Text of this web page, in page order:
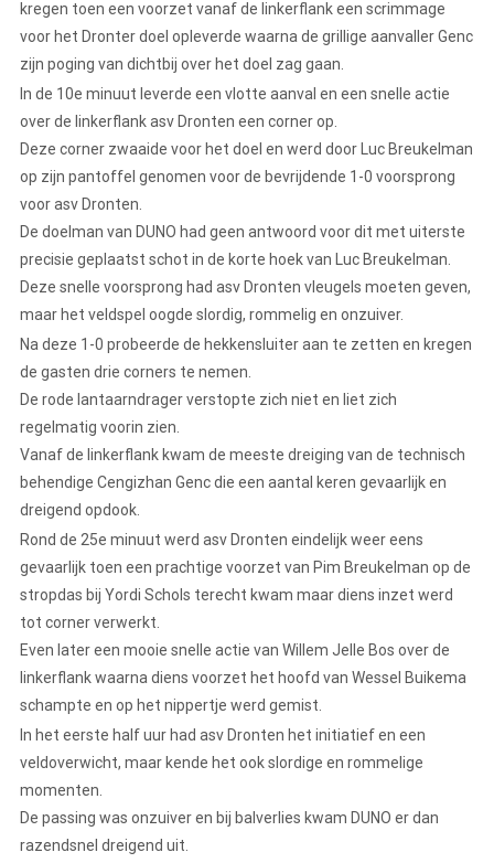
kregen toen een voorzet vanaf de linkerflank een scrimmage
voor het Dronter doel opleverde waarna de grillige aanvaller Genc
zijn poging van dichtbij over het doel zag gaan.
In de 10e minuut leverde een vlotte aanval en een snelle actie
over de linkerflank asv Dronten een corner op.
Deze corner zwaaide voor het doel en werd door Luc Breukelman
op zijn pantoffel genomen voor de bevrijdende 1-0 voorsprong
voor asv Dronten.
De doelman van DUNO had geen antwoord voor dit met uiterste
precisie geplaatst schot in de korte hoek van Luc Breukelman.
Deze snelle voorsprong had asv Dronten vleugels moeten geven,
maar het veldspel oogde slordig, rommelig en onzuiver.
Na deze 1-0 probeerde de hekkensluiter aan te zetten en kregen
de gasten drie corners te nemen.
De rode lantaarndrager verstopte zich niet en liet zich
regelmatig voorin zien.
Vanaf de linkerflank kwam de meeste dreiging van de technisch
behendige Cengizhan Genc die een aantal keren gevaarlijk en
dreigend opdook.
Rond de 25e minuut werd asv Dronten eindelijk weer eens
gevaarlijk toen een prachtige voorzet van Pim Breukelman op de
stropdas bij Yordi Schols terecht kwam maar diens inzet werd
tot corner verwerkt.
Even later een mooie snelle actie van Willem Jelle Bos over de
linkerflank waarna diens voorzet het hoofd van Wessel Buikema
schampte en op het nippertje werd gemist.
In het eerste half uur had asv Dronten het initiatief en een
veldoverwicht, maar kende het ook slordige en rommelige
momenten.
De passing was onzuiver en bij balverlies kwam DUNO er dan
razendsnel dreigend uit.